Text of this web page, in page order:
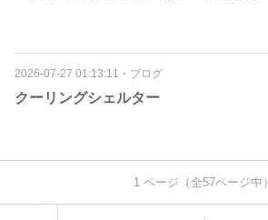
2026-07-27 01:13:11 ・ ブログ
クーリングシェルター
1 ページ（全57ページ中）